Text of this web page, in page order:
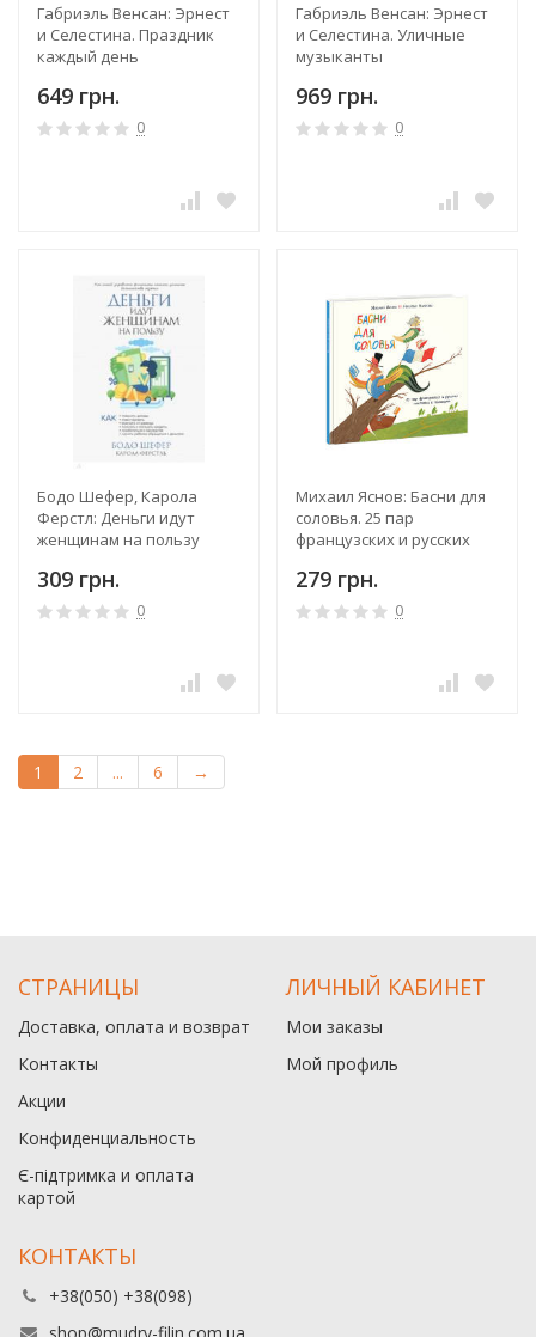
Габриэль Венсан: Эрнест
и Селестина. Праздник
каждый день
649 грн.
0
Габриэль Венсан: Эрнест
и Селестина. Уличные
музыканты
969 грн.
0
Бодо Шефер, Карола
Ферстл: Деньги идут
женщинам на пользу
309 грн.
0
Михаил Яснов: Басни для
соловья. 25 пар
французских и русских
279 грн.
0
1 2 ... 6 →
СТРАНИЦЫ
Доставка, оплата и возврат
Контакты
Акции
Конфиденциальность
Є-підтримка и оплата
картой
ЛИЧНЫЙ КАБИНЕТ
Мои заказы
Мой профиль
КОНТАКТЫ
+38(050) +38(098)